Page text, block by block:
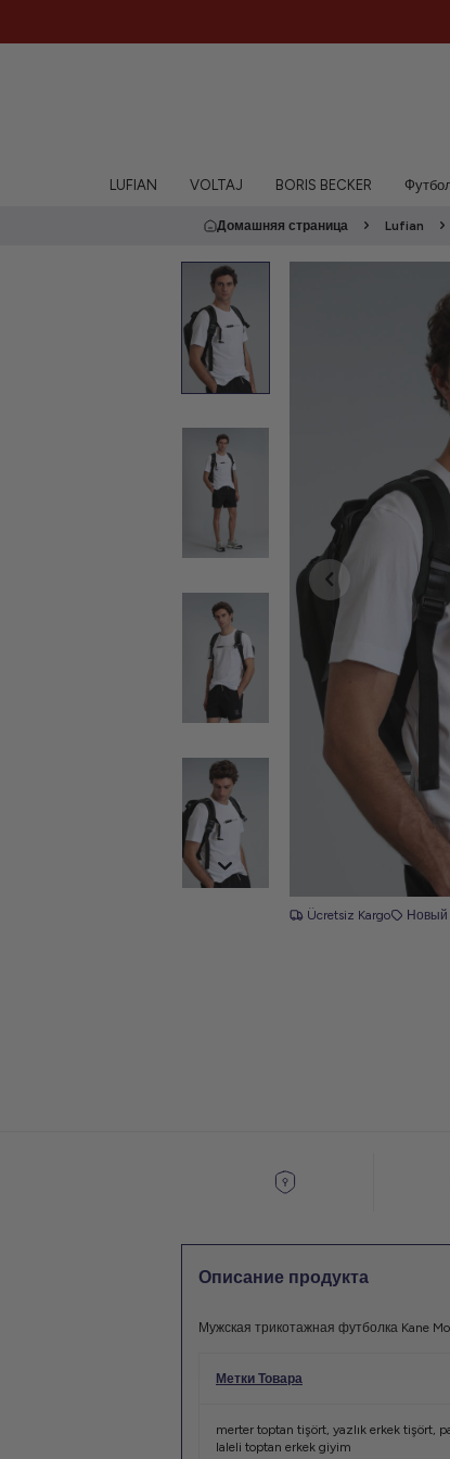
LUFIAN VOLTAJ BORIS BECKER
Домашняя страница Lufian
Ücretsiz Kargo Новый
Описание продукта
Мужская трикотажная футболка Kane
Метки Товара
merter toptan tişört, yazlık erkek tişört,
laleli toptan erkek giyim